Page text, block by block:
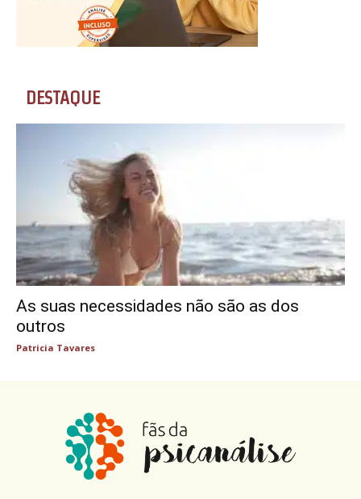
DESTAQUE
As suas necessidades não são as dos
outros
Patricia Tavares